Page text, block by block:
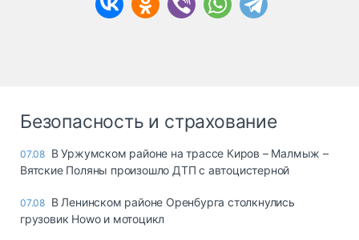
Безопасность и страхование
07.08 В Уржумском районе на трассе Киров – Малмыж –
Вятские Поляны произошло ДТП с автоцистерной
07.08 В Ленинском районе Оренбурга столкнулись
грузовик Howo и мотоцикл